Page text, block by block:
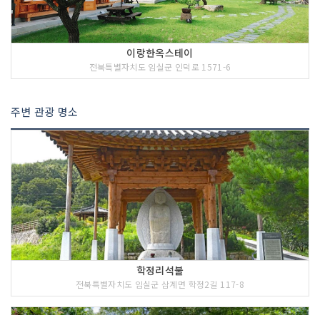
이랑한옥스테이
전북특별자치도 임실군 인덕로 1571-6
주변 관광 명소
학정리석불
전북특별자치도 임실군 삼계면 학정2길 117-8